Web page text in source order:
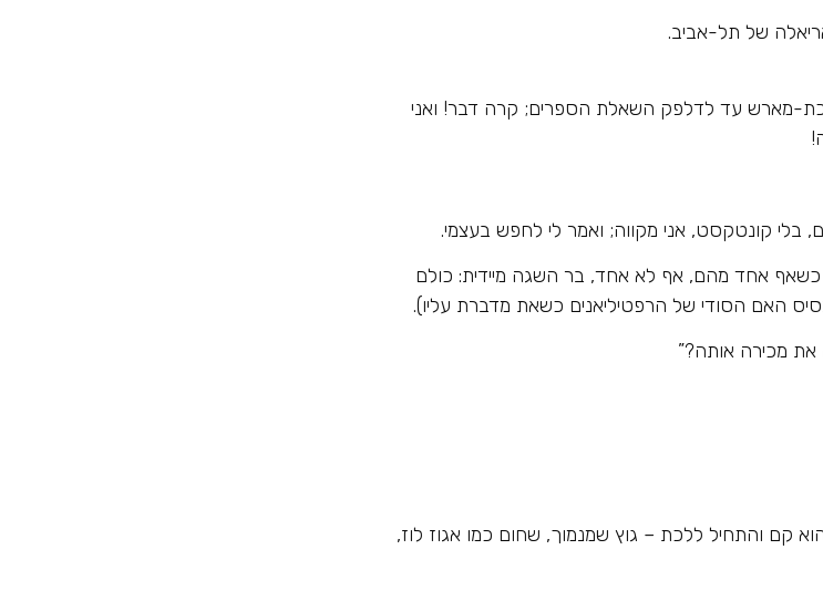
של תל-אביב.
מארש עד לדלפק השאלת הספרים; קרה דבר! ואני
בלי קונטקסט, אני מקווה; ואמר לי לחפש בעצמי.
כשאף אחד מהם, אף לא אחד, בר השגה מיידית: כולם
האם הסודי של הרפטיליאנים כשאת מדברת עליו).
מכירה אותה?”
קם והתחיל ללכת – גוץ שמנמוך, שחום כמו אגוז לוז,